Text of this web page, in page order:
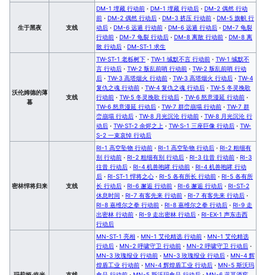
生于黑夜 支线
DM-1 埋藏 行动前 · DM-1 埋藏 行动后 · DM-2 偶然 行动
前 · DM-2 偶然 行动后 · DM-3 挤压 行动前 · DM-5 旗帜 行
动后 · DM-6 远遁 行动前 · DM-6 远遁 行动后 · DM-7 龟裂
行动前 · DM-7 龟裂 行动后 · DM-8 离散 行动前 · DM-8 离
散 行动后 · DM-ST-1 求生
沃伦姆德的薄
暮
支线
TW-ST-1 老栎树下 · TW-1 缄默不言 行动前 · TW-1 缄默不
言 行动后 · TW-2 叛乱前哨 行动前 · TW-2 叛乱前哨 行动
后 · TW-3 高塔烟火 行动前 · TW-3 高塔烟火 行动后 · TW-4
复仇之魂 行动前 · TW-4 复仇之魂 行动后 · TW-5 冬灵挽歌
行动前 · TW-5 冬灵挽歌 行动后 · TW-6 怒意漫延 行动前 ·
TW-6 怒意漫延 行动后 · TW-7 群峦崩塌 行动前 · TW-7 群
峦崩塌 行动后 · TW-8 月光沉沦 行动前 · TW-8 月光沉沦 行
动后 · TW-ST-2 余烬之上 · TW-S-1 三座巨像 行动后 · TW-
S-2 一束哀悼 行动后
密林悍将归来 支线
RI-1 高空坠物 行动前 · RI-1 高空坠物 行动后 · RI-2 粗细有
别 行动前 · RI-2 粗细有别 行动后 · RI-3 往昔 行动前 · RI-3
往昔 行动后 · RI-4 机兽咆哮 行动前 · RI-4 机兽咆哮 行动
后 · RI-ST-1 悍将之心 · RI-5 各有所长 行动前 · RI-5 各有所
长 行动后 · RI-6 邂逅 行动前 · RI-6 邂逅 行动后 · RI-ST-2
休息时间 · RI-7 有客先来 行动前 · RI-7 有客先来 行动后 ·
RI-8 嘉维尔之拳 行动前 · RI-8 嘉维尔之拳 行动后 · RI-9 走
出密林 行动前 · RI-9 走出密林 行动后 · RI-EX-1 声东击西
行动后
MN-ST-1 亮相 · MN-1 艾伦精选 行动前 · MN-1 艾伦精选
行动后 · MN-2 呼啸守卫 行动前 · MN-2 呼啸守卫 行动后 ·
MN-3 玫瑰报业 行动前 · MN-3 玫瑰报业 行动后 · MN-4 辉
煌盾工业 行动前 · MN-4 辉煌盾工业 行动后 · MN-5 斯沃玛